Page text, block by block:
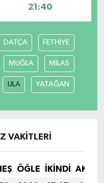
21:40
DATÇA FETHİYE
MUĞLA MİLAS
ULA YATAĞAN
VAKITLERI
ÖĞLE İKINDI